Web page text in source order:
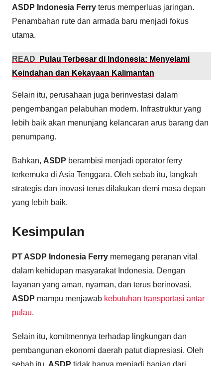
ASDP Indonesia Ferry terus memperluas jaringan.
Penambahan rute dan armada baru menjadi fokus
utama.
READ
Pulau Terbesar di Indonesia: Menyelami
Keindahan dan Kekayaan Kalimantan
Selain itu, perusahaan juga berinvestasi dalam
pengembangan pelabuhan modern. Infrastruktur yang
lebih baik akan menunjang kelancaran arus barang dan
penumpang.
Bahkan, ASDP berambisi menjadi operator ferry
terkemuka di Asia Tenggara. Oleh sebab itu, langkah
strategis dan inovasi terus dilakukan demi masa depan
yang lebih baik.
Kesimpulan
PT ASDP Indonesia Ferry memegang peranan vital
dalam kehidupan masyarakat Indonesia. Dengan
layanan yang aman, nyaman, dan terus berinovasi,
ASDP mampu menjawab kebutuhan transportasi antar
pulau.
Selain itu, komitmennya terhadap lingkungan dan
pembangunan ekonomi daerah patut diapresiasi. Oleh